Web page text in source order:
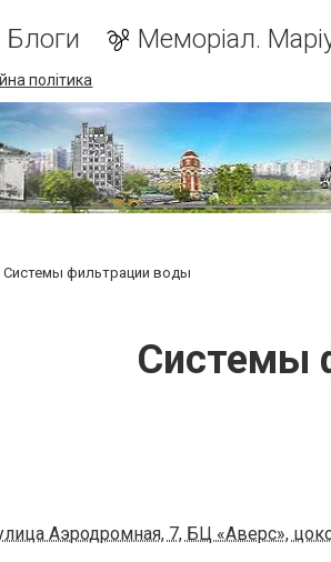
Блоги Меморіал.
політика
Системы фильтрации воды
Системы
Аэродромная, 7, БЦ «Аверс»,